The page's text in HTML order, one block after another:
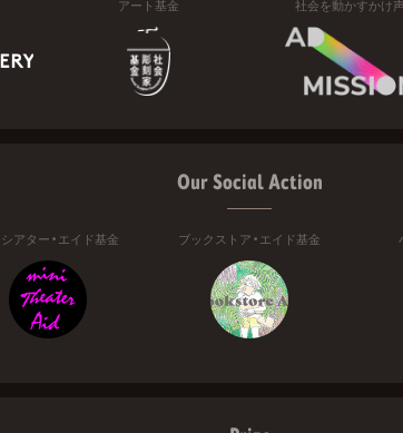
アート基金 社会を動かすかけ
Our Social Action
アター・エイド基金 ブックストア・エイド基金